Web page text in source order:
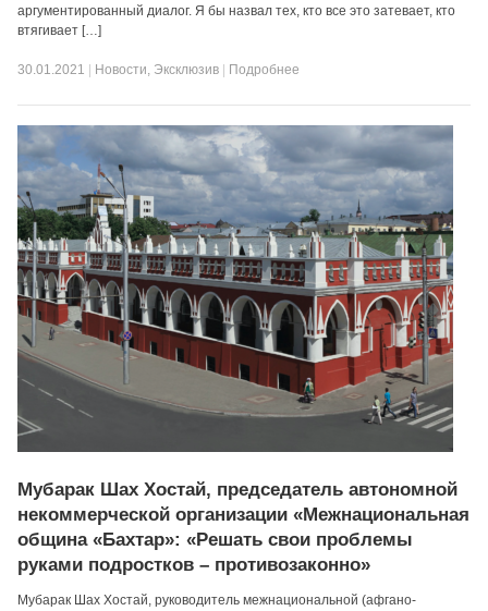
аргументированный диалог. Я бы назвал тех, кто все это затевает, кто
втягивает […]
30.01.2021 Новости, Эксклюзив Подробнее
Мубарак Шах Хостай, председатель автономной
некоммерческой организации «Межнациональная
община «Бахтар»: «Решать свои проблемы
руками подростков – противозаконно»
Мубарак Шах Хостай, руководитель межнациональной (афгано-